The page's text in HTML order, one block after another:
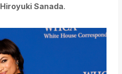
Hiroyuki Sanada.